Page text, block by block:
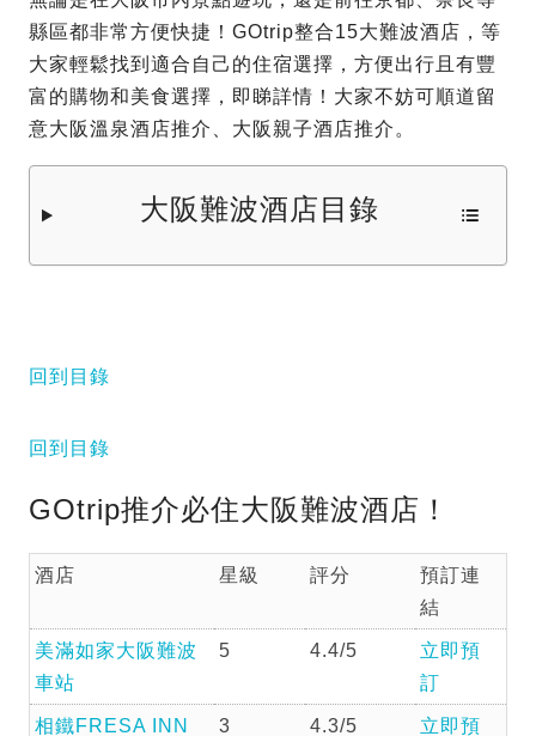
縣區都非常方便快捷！GOtrip整合15大難波酒店，等
大家輕鬆找到適合自己的住宿選擇，方便出行且有豐
富的購物和美食選擇，即睇詳情！大家不妨可順道留
意大阪溫泉酒店推介、大阪親子酒店推介。
大阪難波酒店目錄
回到目錄
回到目錄
GOtrip推介必住大阪難波酒店！
酒店 星級 評分
預訂連
結
美滿如家大阪難波
車站
5 4.4/5
立即預
訂
相鐵FRESA INN
3 4.3/5
立即預